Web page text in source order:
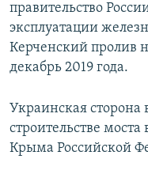
правительство
эксплуатации
Керченский пролив
декабрь 2019 года.
Украинская сторона
строительстве
Крыма Российской